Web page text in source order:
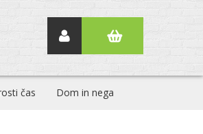
čas Dom in nega